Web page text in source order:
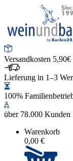
Versandkosten
Lieferung in 1–3
100%
über 78.000 Kunden
Warenkorb
0,00 €